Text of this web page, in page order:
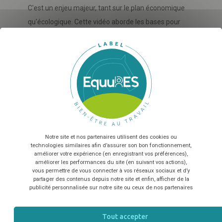
C'est un enjeu majeur, tant sur le plan économique
qu'écologique. Cette vidéo aborde les bases pour
biodiversité de vos parcelles et éviter le surpâturage.
Une prairie bien gérée est la première source d'une
alimentation saine pour le cheval.
2. L’alimentation équine
L'alimentation est le pilier de la santé du cheval, mais
elle est souvent source d'erreurs ou d'idées reçues.
Ce module permet de revoir les fondamentaux de la
nutrition équine, de comprendre l'importance du
fourrage et d'apprendre à distribuer des rations
3. La vermifugation raisonnée
Sélectionnez nombre de salariés...
En envoyant le formulaire, vous acceptez que les
informations saisies soient exploitées dans le cadre de la
relation commerciale qui peut en découler
TÉLÉCHARGER
Notre site et nos partenaires utilisent des cookies ou
technologies similaires afin d’assurer son bon fonctionnement,
améliorer votre expérience (en enregistrant vos préférences),
améliorer les performances du site (en suivant vos actions),
vous permettre de vous connecter à vos réseaux sociaux et d’y
partager des contenus depuis notre site et enfin, afficher de la
publicité personnalisée sur notre site ou ceux de nos partenaires
Tout accepter